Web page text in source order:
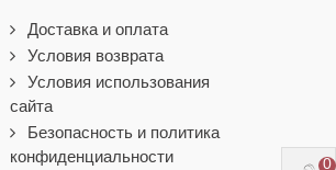
Доставка и оплата
Условия возврата
Условия использования
сайта
Безопасность и политика
конфиденциальности
0